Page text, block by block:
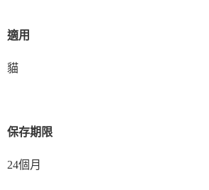
適用
貓
保存期限
24個月